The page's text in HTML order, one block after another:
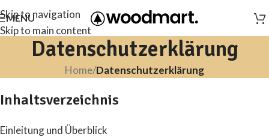
Skip to navigation
Skip to main content
MENU
Datenschutzerklärung
Home/Datenschutzerklärung
Inhaltsverzeichnis
Einleitung und Überblick